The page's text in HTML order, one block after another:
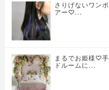
さりげないワン
アー♡...
まるでお姫様♡
ドルームに...